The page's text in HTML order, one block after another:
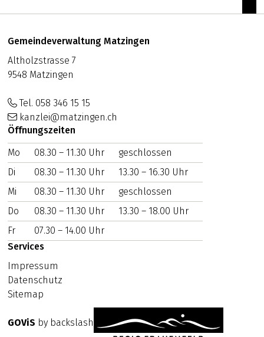
Footer
Adresse
Gemeindeverwaltung Matzingen
Altholzstrasse 7
9548 Matzingen
Tel. 058 346 15 15
kanzlei@matzingen.ch
Öffnungszeiten
WOCHENTAG VORMITTAG NACHMITTAG
Mo 08.30 – 11.30 Uhr
geschlossen
Di
08.30 – 11.30 Uhr
13.30 – 16.30 Uhr
Mi
08.30 – 11.30 Uhr
geschlossen
Do
08.30 – 11.30 Uhr
13.30 – 18.00 Uhr
Fr
07.30 – 14.00 Uhr
Services
Impressum
Datenschutz
Sitemap
GOViS by backslash